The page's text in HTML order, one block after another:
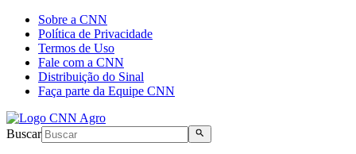
Sobre a CNN
Política de Privacidade
Termos de Uso
Fale com a CNN
Distribuição do Sinal
Faça parte da Equipe CNN
Buscar